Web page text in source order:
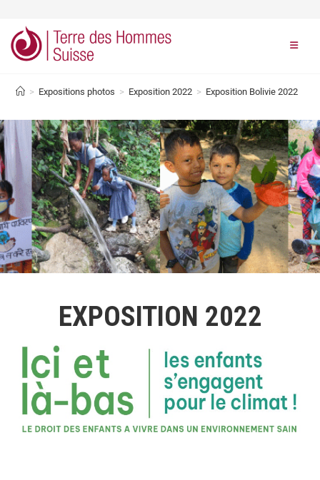
> Expositions photos > Exposition 2022 > Exposition Bolivie 2022
EXPOSITION 2022